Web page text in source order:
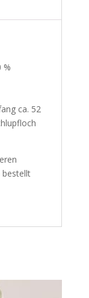
%
ca. 52
bestellt